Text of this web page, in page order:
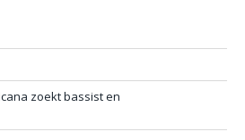
zoekt bassist en